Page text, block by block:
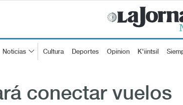
Noticias Cultura Deportes Opinion K'iintsil
conectar vuelos